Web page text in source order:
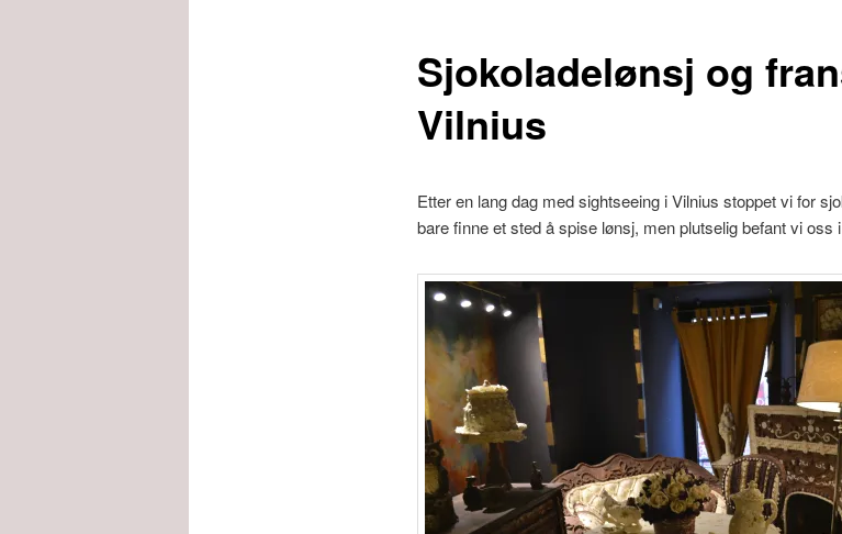
Sjokoladelønsj og
Vilnius
Etter en lang dag med sightseeing i Vilnius stoppet vi for
bare finne et sted å spise lønsj, men plutselig befant vi oss